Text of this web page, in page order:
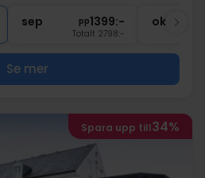
sep pp1399:-
Totalt 2798:-
okt
Se mer
Spara upp till34%